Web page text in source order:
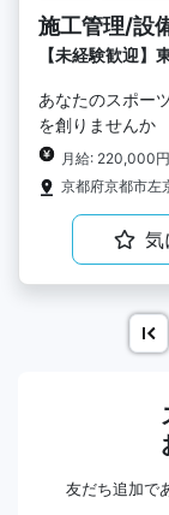
施工管理/設
【未経験歓迎】
あなたのスポー
を創りませんか
月給: 220,000
京都府京都市左
気
友だち追加で